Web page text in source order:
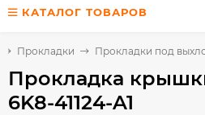
КАТАЛОГ ТОВАРОВ
Прокладки Прокладки под
Прокладка
6K8-41124-A1